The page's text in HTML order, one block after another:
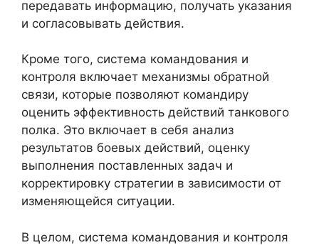
передавать информацию, получать указания
и согласовывать действия.
Кроме того, система командования и
контроля включает механизмы обратной
связи, которые позволяют командиру
оценить эффективность действий танкового
полка. Это включает в себя анализ
результатов боевых действий, оценку
выполнения поставленных задач и
корректировку стратегии в зависимости от
изменяющейся ситуации.
В целом, система командования и контроля